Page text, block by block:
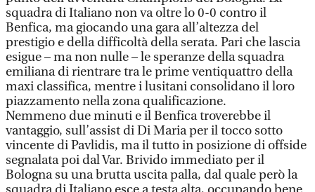
squadra di Italiano non va oltre lo 0-0 contro il
Benfica, ma giocando una gara all’altezza del
prestigio e della difficoltà della serata. Pari che lascia
esigue – ma non nulle – le speranze della squadra
emiliana di rientrare tra le prime ventiquattro della
maxi classifica, mentre i lusitani consolidano il loro
piazzamento nella zona qualificazione.
Nemmeno due minuti e il Benfica troverebbe il
vantaggio, sull’assist di Di Maria per il tocco sotto
vincente di Pavlidis, ma il tutto in posizione di offside
segnalata poi dal Var. Brivido immediato per il
Bologna su una brutta uscita palla, dal quale però la